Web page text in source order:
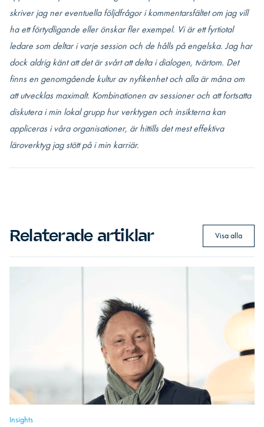
skriver jag ner eventuella följdfrågor i kommentarsfältet om jag vill
ha ett förtydligande eller önskar fler exempel. Vi är ett fyrtiotal
ledare som deltar i varje session och de hålls på engelska. Jag har
dock aldrig känt att det är svårt att delta i dialogen, tvärtom. Det
finns en genomgående kultur av nyfikenhet och alla är måna om
att utvecklas maximalt. Kombinationen av sessioner och att fortsatta
diskutera i min lokal grupp hur verktygen och insikterna kan
appliceras i våra organisationer, är hittills det mest effektiva
läroverktyg jag stött på i min karriär.
Relaterade artiklar Visa alla
Insights